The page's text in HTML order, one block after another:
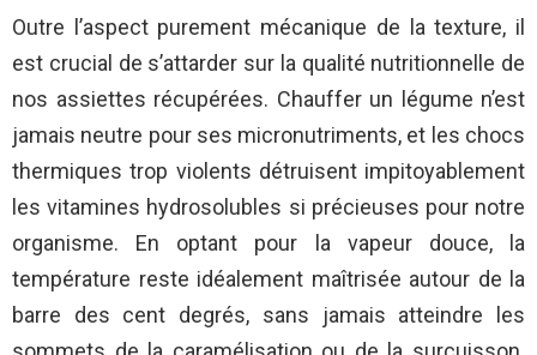
Outre l’aspect purement mécanique de la texture, il
est crucial de s’attarder sur la qualité nutritionnelle de
nos assiettes récupérées. Chauffer un légume n’est
jamais neutre pour ses micronutriments, et les chocs
thermiques trop violents détruisent impitoyablement
les vitamines hydrosolubles si précieuses pour notre
organisme. En optant pour la vapeur douce, la
température reste idéalement maîtrisée autour de la
barre des cent degrés, sans jamais atteindre les